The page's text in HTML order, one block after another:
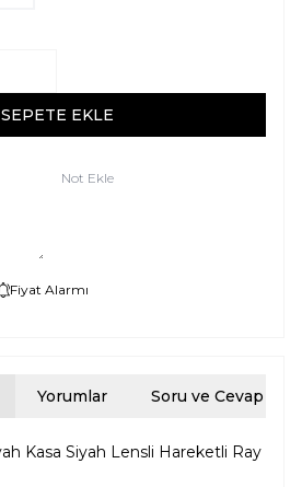
SEPETE EKLE
Not Ekle
Fiyat Alarmı
Yorumlar Soru ve Cevap
Kasa Siyah Lensli Hareketli Ray